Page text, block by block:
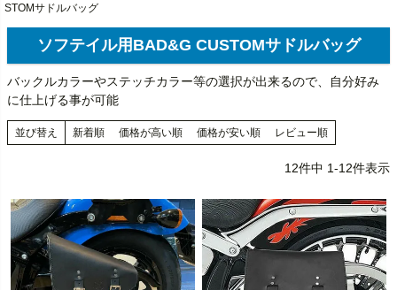
STOMサドルバッグ
ソフテイル用BAD&G CUSTOMサドルバッグ
バックルカラーやステッチカラー等の選択が出来るので、自分好み
に仕上げる事が可能
並び替え 新着順 価格が高い順 価格が安い順 レビュー順
12件中 1-12件表示